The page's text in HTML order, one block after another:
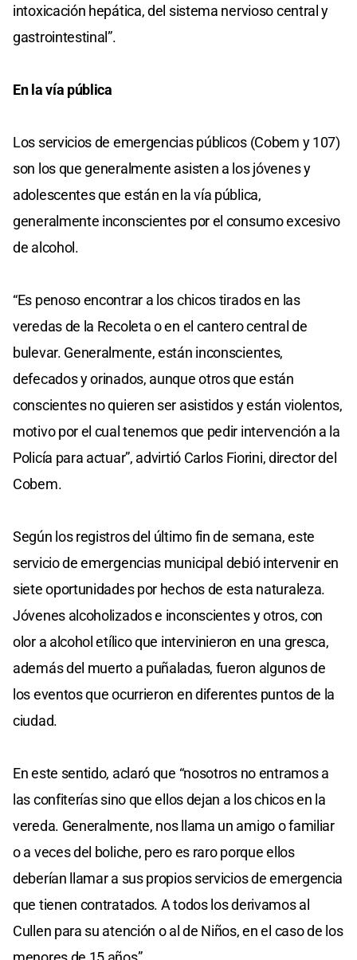
intoxicación hepática, del sistema nervioso central y
gastrointestinal”.
En la vía pública
Los servicios de emergencias públicos (Cobem y 107)
son los que generalmente asisten a los jóvenes y
adolescentes que están en la vía pública,
generalmente inconscientes por el consumo excesivo
de alcohol.
“Es penoso encontrar a los chicos tirados en las
veredas de la Recoleta o en el cantero central de
bulevar. Generalmente, están inconscientes,
defecados y orinados, aunque otros que están
conscientes no quieren ser asistidos y están violentos,
motivo por el cual tenemos que pedir intervención a la
Policía para actuar”, advirtió Carlos Fiorini, director del
Cobem.
Según los registros del último fin de semana, este
servicio de emergencias municipal debió intervenir en
siete oportunidades por hechos de esta naturaleza.
Jóvenes alcoholizados e inconscientes y otros, con
olor a alcohol etílico que intervinieron en una gresca,
además del muerto a puñaladas, fueron algunos de
los eventos que ocurrieron en diferentes puntos de la
ciudad.
En este sentido, aclaró que “nosotros no entramos a
las confiterías sino que ellos dejan a los chicos en la
vereda. Generalmente, nos llama un amigo o familiar
o a veces del boliche, pero es raro porque ellos
deberían llamar a sus propios servicios de emergencia
que tienen contratados. A todos los derivamos al
Cullen para su atención o al de Niños, en el caso de los